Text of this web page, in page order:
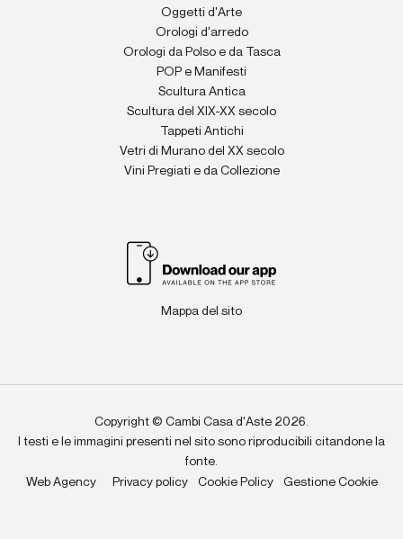
Oggetti d'Arte
Orologi d'arredo
Orologi da Polso e da Tasca
POP e Manifesti
Scultura Antica
Scultura del XIX-XX secolo
Tappeti Antichi
Vetri di Murano del XX secolo
Vini Pregiati e da Collezione
Mappa del sito
Copyright © Cambi Casa d'Aste 2026.
I testi e le immagini presenti nel sito sono riproducibili citandone la
fonte.
Web Agency
Privacy policy Cookie Policy Gestione Cookie